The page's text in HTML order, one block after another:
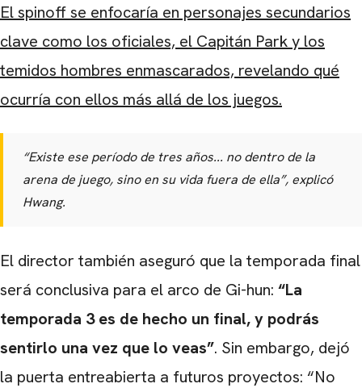
El spinoff se enfocaría en personajes secundarios
clave como los oficiales, el Capitán Park y los
temidos hombres enmascarados, revelando qué
ocurría con ellos más allá de los juegos.
“Existe ese período de tres años... no dentro de la
arena de juego, sino en su vida fuera de ella”, explicó
Hwang.
El director también aseguró que la temporada final
será conclusiva para el arco de Gi-hun: “La
temporada 3 es de hecho un final, y podrás
sentirlo una vez que lo veas”. Sin embargo, dejó
la puerta entreabierta a futuros proyectos: “No